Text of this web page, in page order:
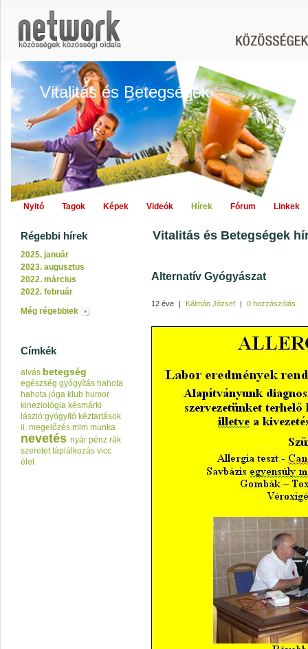
Vitalitás és Betegségek
Nyitó Tagok Képek Videók Hírek Fórum Linkek
Régebbi hírek
2025. január
2023. augusztus
2022. március
2022. február
Még régebbiek
Címkék
alvás betegség
egészség gyógyítás hahota
hahota jóga klub humor
kineziológia késmárki
lászló:gyógyító kéztartások
ii. megelőzés mlm munka
nevetés nyár pénz rák
szeretet táplálkozás vicc
élet
Vitalitás és Betegségek
Alternatív Gyógyászat
12 éve | Kálmán József | 0 hozzászólás